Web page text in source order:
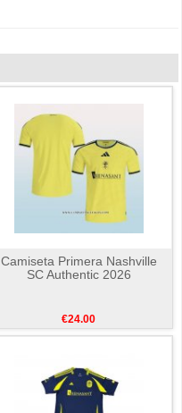
Camiseta Primera Nashville
SC Authentic 2026
€24.00